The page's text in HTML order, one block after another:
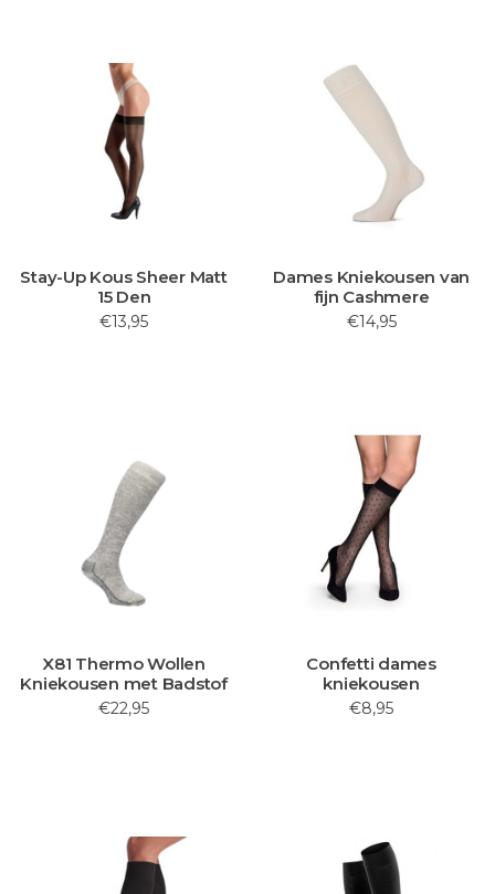
Stay-Up Kous Sheer Matt
15 Den
€13,95
Dames Kniekousen van
fijn Cashmere
€14,95
X81 Thermo Wollen
Kniekousen met Badstof
€22,95
Confetti dames
kniekousen
€8,95